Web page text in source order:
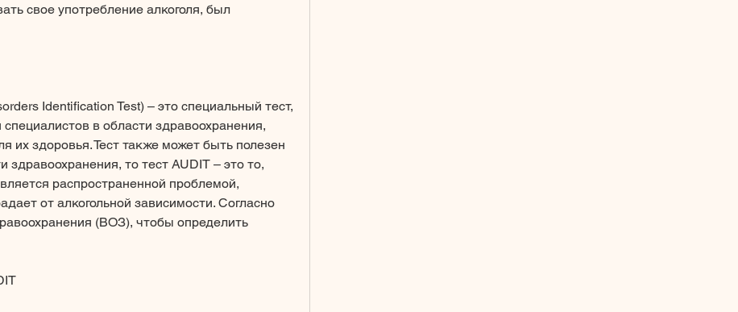
свое употребление алкоголя, был
Identification Test) – это специальный тест,
в области здравоохранения,
их здоровья. Тест также может быть полезен
здравоохранения, то тест AUDIT – это то,
распространенной проблемой,
от алкогольной зависимости. Согласно
(ВОЗ), чтобы определить